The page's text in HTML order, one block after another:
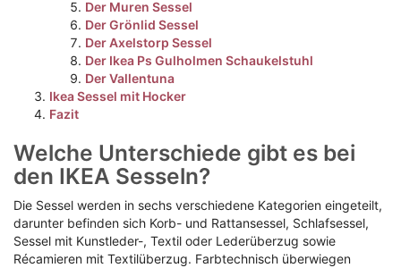
Der Muren Sessel
Der Grönlid Sessel
Der Axelstorp Sessel
Der Ikea Ps Gulholmen Schaukelstuhl
Der Vallentuna
Ikea Sessel mit Hocker
Fazit
Welche Unterschiede gibt es bei
den IKEA Sesseln?
Die Sessel werden in sechs verschiedene Kategorien eingeteilt,
darunter befinden sich Korb- und Rattansessel, Schlafsessel,
Sessel mit Kunstleder-, Textil oder Lederüberzug sowie
Récamieren mit Textilüberzug. Farbtechnisch überwiegen